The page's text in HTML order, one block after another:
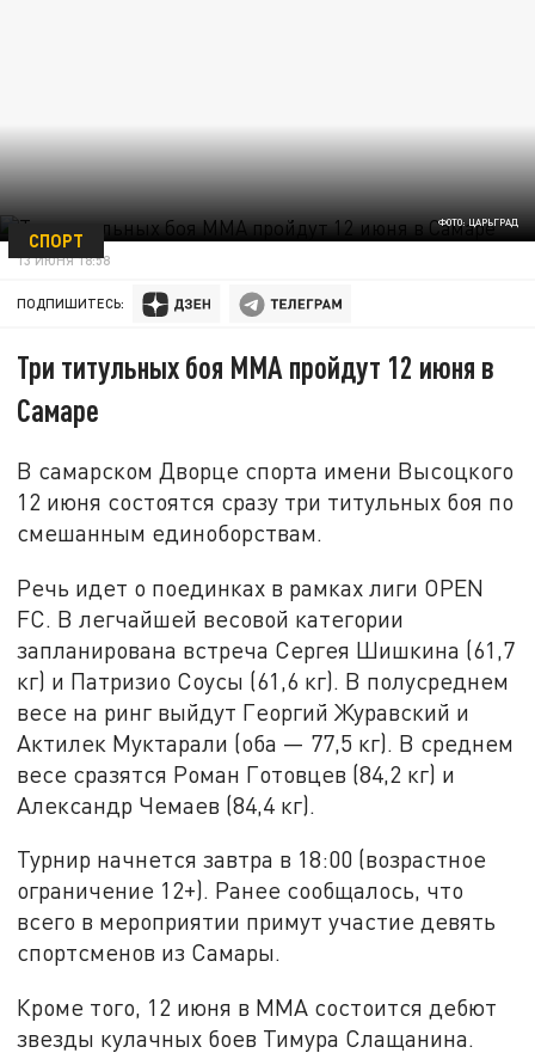
ФОТО: ЦАРЬГРАД
СПОРТ
13 ИЮНЯ 18:58
ПОДПИШИТЕСЬ:
Три титульных боя ММА пройдут 12 июня в
Самаре
В самарском Дворце спорта имени Высоцкого
12 июня состоятся сразу три титульных боя по
смешанным единоборствам.
Речь идет о поединках в рамках лиги OPEN
FC. В легчайшей весовой категории
запланирована встреча Сергея Шишкина (61,7
кг) и Патризио Соусы (61,6 кг). В полусреднем
весе на ринг выйдут Георгий Журавский и
Актилек Муктарали (оба — 77,5 кг). В среднем
весе сразятся Роман Готовцев (84,2 кг) и
Александр Чемаев (84,4 кг).
Турнир начнется завтра в 18:00 (возрастное
ограничение 12+). Ранее сообщалось, что
всего в мероприятии примут участие девять
спортсменов из Самары.
Кроме того, 12 июня в ММА состоится дебют
звезды кулачных боев Тимура Слащанина.